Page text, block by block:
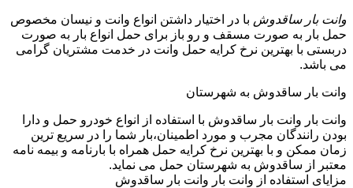
وانت بار ساقدوش با در اختیار داشتن انواع وانت و نیسان مخصوص
حمل بار به صورت مسقف و رو باز برای حمل انواع بار به صورت
دربستی با بهترین نرخ کرایه حمل وانت در خدمت مشتریان گرامی
می باشد.
وانت بار ساقدوش به شهرستان
وانت بار وانت بار ساقدوش با استفاده از انواع خودرو حمل و دارا
بودن رانندگان مجرب و مورد اطمینان،بار شما را در سریع ترین
زمان ممکن و با بهترین نرخ کرایه حمل همراه با بارنامه و بیمه نامه
معتبر از ساقدوش به شهرستان حمل می نماید.
مزایای استفاده از وانت بار وانت بار ساقدوش